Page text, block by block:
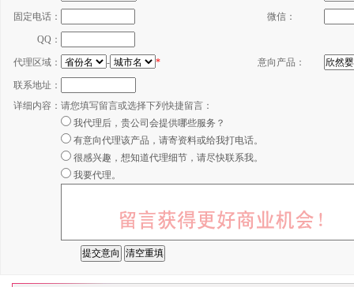
固定电话： 微信：
QQ：
代理区域： - * 意向产品：
联系地址：
详细内容： 请您填写留言或选择下列快捷留言：
我代理后，贵公司会提供哪些服务？
有意向代理该产品，请寄资料或给我打电话。
很感兴趣，想知道代理细节，请尽快联系我。
我要代理。